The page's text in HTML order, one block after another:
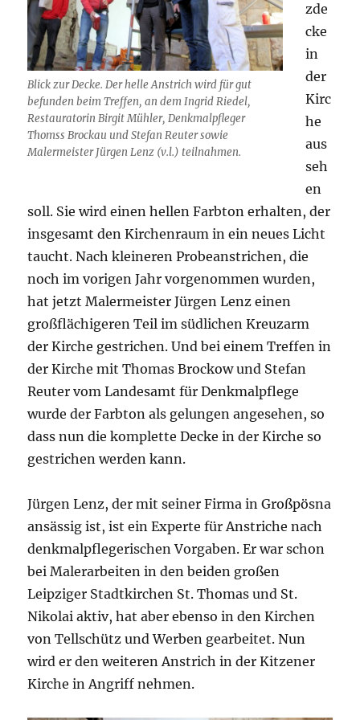
Blick zur Decke. Der helle Anstrich wird für gut
befunden beim Treffen, an dem Ingrid Riedel,
Restauratorin Birgit Mühler, Denkmalpfleger
Thomss Brockau und Stefan Reuter sowie
Malermeister Jürgen Lenz (v.l.) teilnahmen.
zde
cke
in
der
Kirc
he
aus
seh
en
soll. Sie wird einen hellen Farbton erhalten, der
insgesamt den Kirchenraum in ein neues Licht
taucht. Nach kleineren Probeanstrichen, die
noch im vorigen Jahr vorgenommen wurden,
hat jetzt Malermeister Jürgen Lenz einen
großflächigeren Teil im südlichen Kreuzarm
der Kirche gestrichen. Und bei einem Treffen in
der Kirche mit Thomas Brockow und Stefan
Reuter vom Landesamt für Denkmalpflege
wurde der Farbton als gelungen angesehen, so
dass nun die komplette Decke in der Kirche so
gestrichen werden kann.
Jürgen Lenz, der mit seiner Firma in Großpösna
ansässig ist, ist ein Experte für Anstriche nach
denkmalpflegerischen Vorgaben. Er war schon
bei Malerarbeiten in den beiden großen
Leipziger Stadtkirchen St. Thomas und St.
Nikolai aktiv, hat aber ebenso in den Kirchen
von Tellschütz und Werben gearbeitet. Nun
wird er den weiteren Anstrich in der Kitzener
Kirche in Angriff nehmen.